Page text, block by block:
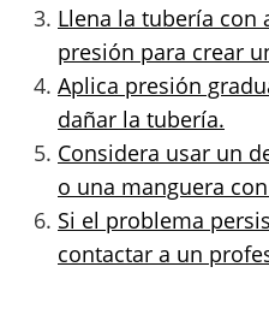
Llena la tubería con
presión para crear
Aplica presión
dañar la tubería.
Considera usar un
o una manguera
Si el problema
contactar a un